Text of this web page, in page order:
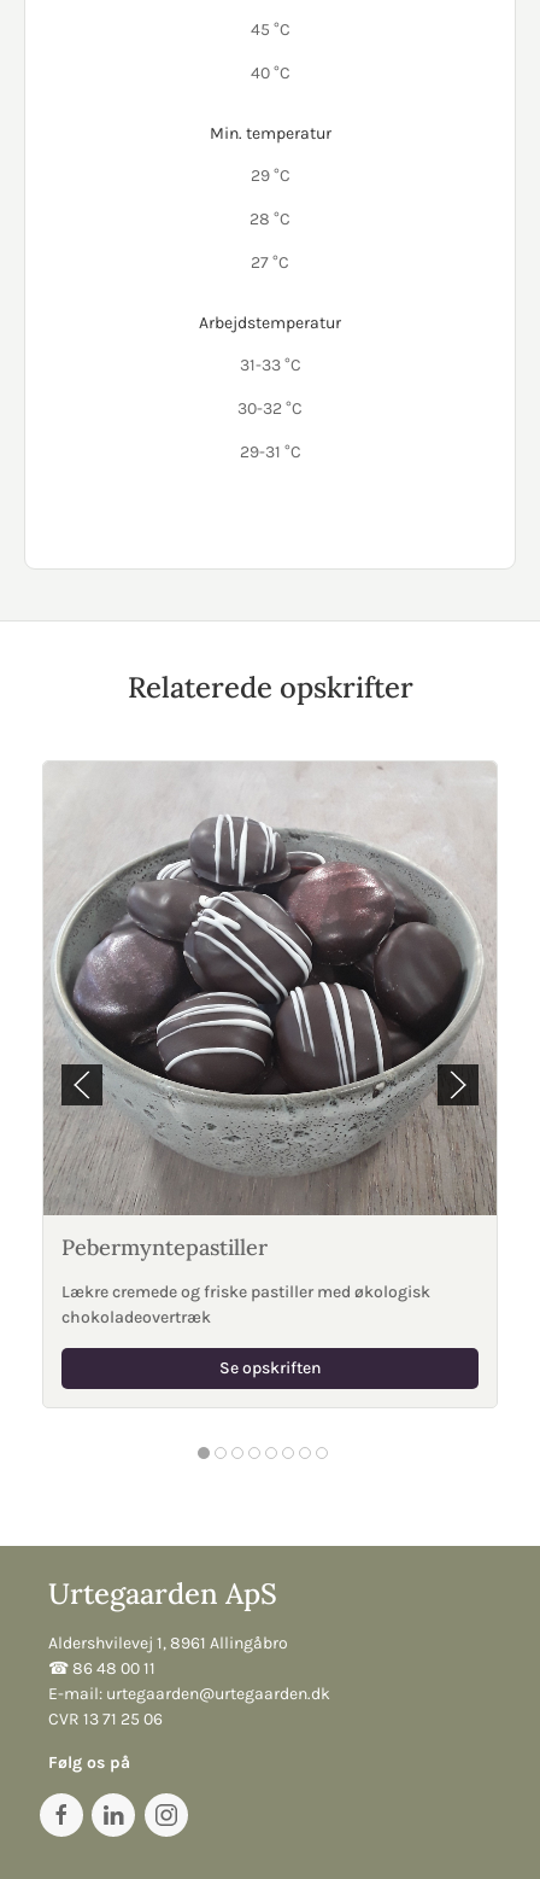
45 °C
40 °C
Min. temperatur
29 °C
28 °C
27 °C
Arbejdstemperatur
31-33 °C
30-32 °C
29-31 °C
Relaterede opskrifter
Pebermyntepastiller
Lækre cremede og friske pastiller med økologisk
chokoladeovertræk
Se opskriften
Urtegaarden ApS
Aldershvilevej 1, 8961 Allingåbro
☎︎ 86 48 00 11
E-mail: urtegaarden@urtegaarden.dk
CVR 13 71 25 06
Følg os på